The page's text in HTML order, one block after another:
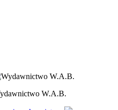
W.A.B.